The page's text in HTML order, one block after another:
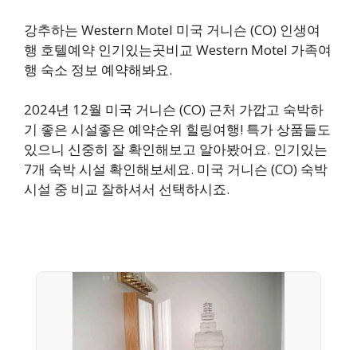
강추하는 Western Motel 미국 거니슨 (CO) 인생여
행 호텔예약 인기있는곳비교 Western Motel 가족여
행 숙소 정보 예약해봐요.
2024년 12월 미국 거니슨 (CO) 근처 가깝고 숙박하
기 좋은 시설좋은 예약순위 힐링여행! 특가 상품들도
있으니 신중히 잘 확인해보고 알아봤어요. 인기있는
7개 숙박 시설 확인해보세요. 미국 거니슨 (CO) 숙박
시설 중 비교 잘하셔서 선택하시죠.